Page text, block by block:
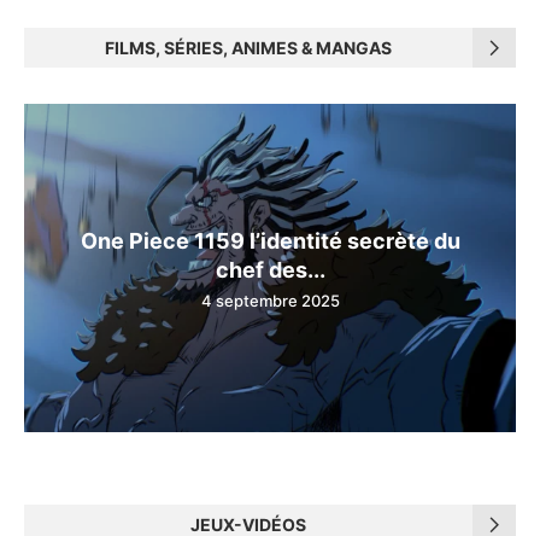
FILMS, SÉRIES, ANIMES & MANGAS
One Piece 1159 l’identité secrète du
chef des...
4 septembre 2025
JEUX-VIDÉOS